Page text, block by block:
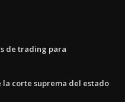
de trading para
corte suprema del estado